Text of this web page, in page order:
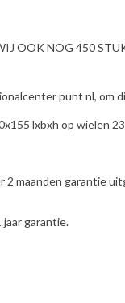
OOK NOG 450
punt nl, om
lxbxh op wielen
2 maanden garantie
garantie.